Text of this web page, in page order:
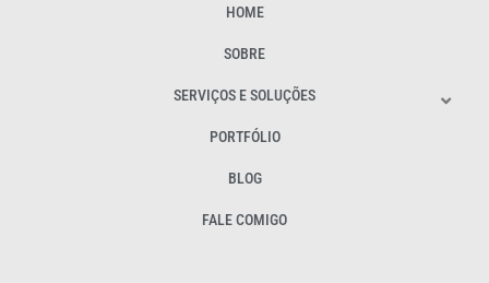
HOME
SOBRE
SERVIÇOS E SOLUÇÕES
PORTFÓLIO
BLOG
FALE COMIGO